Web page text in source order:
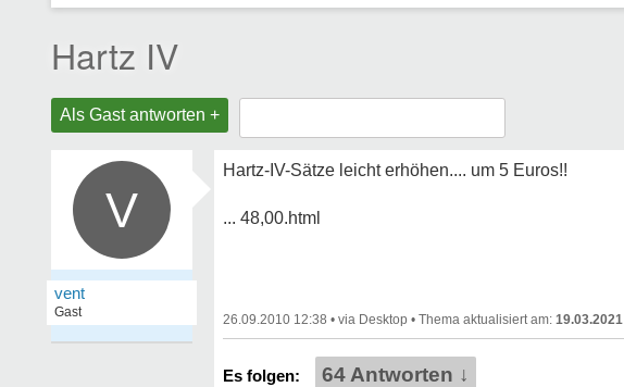
Hartz IV
Als Gast antworten +
V
vent
Gast
Hartz-IV-Sätze leicht erhöhen.... um 5 Euros!!
... 48,00.html
26.09.2010 12:38 • • 19.03.2021
64 Antworten ↓